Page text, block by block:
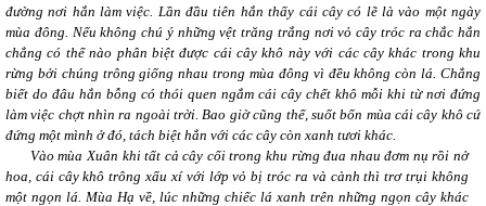
đường nơi hắn làm việc. Lần đầu tiên hắn thấy cái cây có lẽ là vào một ngày
mùa đông. Nếu không chú ý những vệt trăng trắng nơi vỏ cây tróc ra chắc hắn
chẳng có thể nào phân biệt được cái cây khô này với các cây khác trong khu
rừng bởi chúng trông giống nhau trong mùa đông vì đều không còn lá. Chẳng
biết do đâu hắn bỗng có thói quen ngắm cái cây chết khô mỗi khi từ nơi đứng
làm việc chợt nhìn ra ngoài trời. Bao giờ cũng thế, suốt bốn mùa cái cây khô cứ
đứng một mình ở đó, tách biệt hẳn với các cây còn xanh tươi khác.
Vào mùa Xuân khi tất cả cây cối trong khu rừng đua nhau đơm nụ rồi nở
hoa, cái cây khô trông xấu xí với lớp vỏ bị tróc ra và cành thì trơ trụi không
một ngọn lá. Mùa Hạ về, lúc những chiếc lá xanh trên những ngọn cây khác